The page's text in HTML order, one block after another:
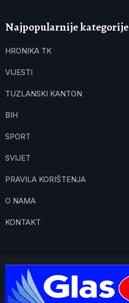
Najpopularnije kategorije
HRONIKA TK
VIJESTI
TUZLANSKI KANTON
BIH
SPORT
SVIJET
PRAVILA KORIŠTENJA
O NAMA
KONTAKT